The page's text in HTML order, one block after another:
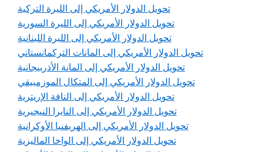
تحويل الدولار الأمريكي إلى الليرة التركية
تحويل الدولار الأمريكي إلى الليرة السورية
تحويل الدولار الأمريكي إلى الليرة اللبنانية
تحويل الدولار الأمريكي إلى المانات التركمانستاني
تحويل الدولار الأمريكي إلى المانة الأذربيجانية
تحويل الدولار الأمريكي إلى المتكال الموزمبيقي
تحويل الدولار الأمريكي إلى النافة الإريترية
تحويل الدولار الأمريكي إلى النايرا النيجيرية
تحويل الدولار الأمريكي إلى الهريفنيا الأوكرانية
تحويل الدولار الأمريكي إلى الواخا الماليزية